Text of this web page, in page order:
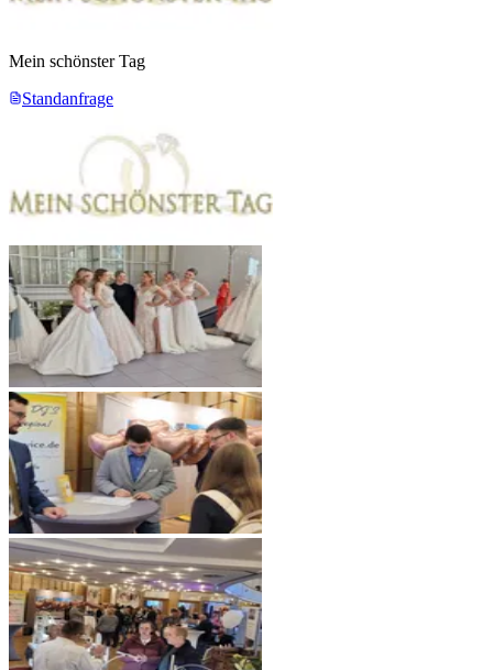
Mein schönster Tag
Standanfrage